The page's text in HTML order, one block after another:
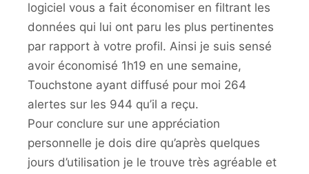
logiciel vous a fait économiser en filtrant les
données qui lui ont paru les plus pertinentes
par rapport à votre profil. Ainsi je suis sensé
avoir économisé 1h19 en une semaine,
Touchstone ayant diffusé pour moi 264
alertes sur les 944 qu’il a reçu.
Pour conclure sur une appréciation
personnelle je dois dire qu’après quelques
jours d’utilisation je le trouve très agréable et